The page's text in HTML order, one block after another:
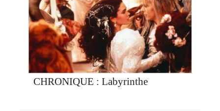
CHRONIQUE : Labyrinthe